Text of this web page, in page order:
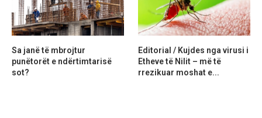
Sa janë të mbrojtur
punëtorët e ndërtimtarisë
sot?
Editorial / Kujdes nga virusi i
Etheve të Nilit – më të
rrezikuar moshat e...